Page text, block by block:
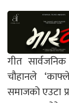
गीत
चौहानले
समाजको एउटा